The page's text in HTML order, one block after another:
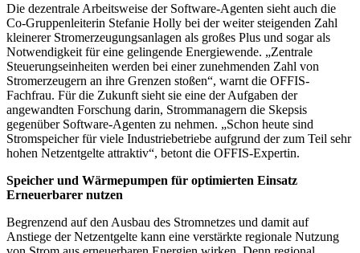
Die dezentrale Arbeitsweise der Software-Agenten sieht auch die
Co-Gruppenleiterin Stefanie Holly bei der weiter steigenden Zahl
kleinerer Stromerzeugungsanlagen als großes Plus und sogar als
Notwendigkeit für eine gelingende Energiewende. „Zentrale
Steuerungseinheiten werden bei einer zunehmenden Zahl von
Stromerzeugern an ihre Grenzen stoßen“, warnt die OFFIS-
Fachfrau. Für die Zukunft sieht sie eine der Aufgaben der
angewandten Forschung darin, Strommanagern die Skepsis
gegenüber Software-Agenten zu nehmen. „Schon heute sind
Stromspeicher für viele Industriebetriebe aufgrund der zum Teil sehr
hohen Netzentgelte attraktiv“, betont die OFFIS-Expertin.
Speicher und Wärmepumpen für optimierten Einsatz
Erneuerbarer nutzen
Begrenzend auf den Ausbau des Stromnetzes und damit auf
Anstiege der Netzentgelte kann eine verstärkte regionale Nutzung